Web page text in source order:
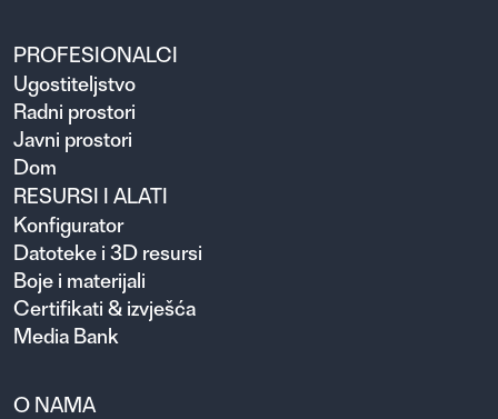
PROFESIONALCI
Ugosti­teljstvo
Radni prostori
Javni prostori
Dom
RESURSI I ALATI
Konfigurator
Datoteke i 3D resursi
Boje i materijali
Certifikati & izvješća
Media Bank
O NAMA